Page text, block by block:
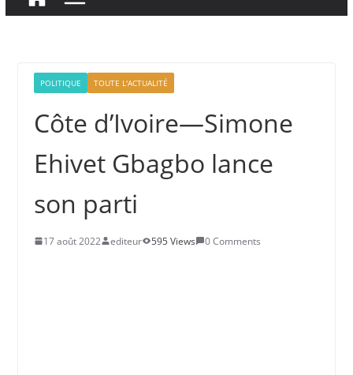
POLITIQUE TOUTE L'ACTUALITÉ
Côte d’Ivoire—Simone
Ehivet Gbagbo lance
son parti
17 août 2022 editeur 595 Views 0 Comments